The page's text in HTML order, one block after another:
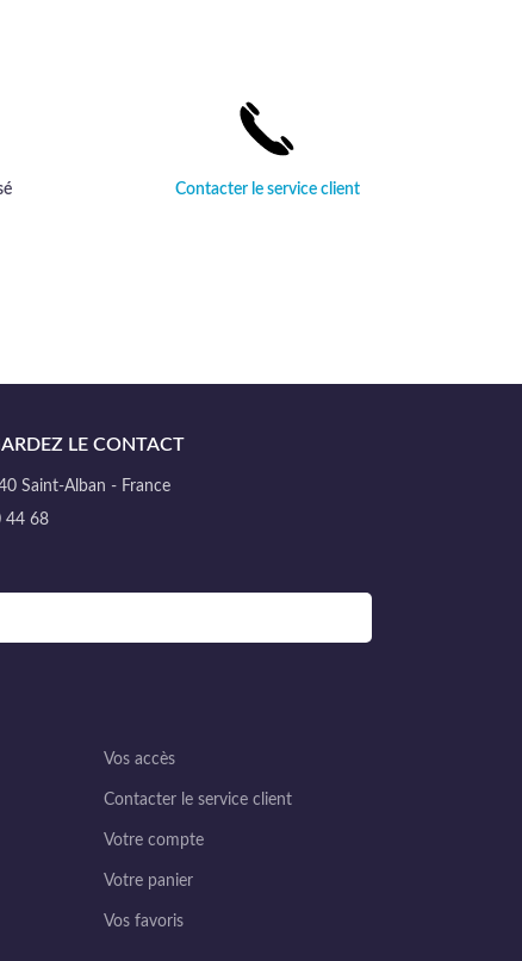
Contacter le service client
LE CONTACT
Saint-Alban - France
44 68
Vos accès
Contacter le service client
Votre compte
Votre panier
Vos favoris